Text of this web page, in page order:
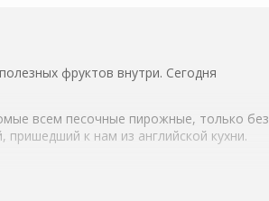
фруктов внутри. Сегодня
всем песочные пирожные, только без
к нам из английской кухни.